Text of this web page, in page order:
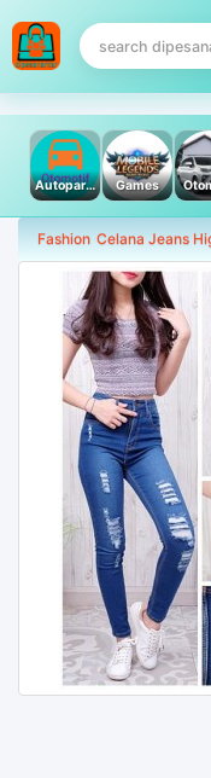
Autoparts Games
Fashion Celana Jeans